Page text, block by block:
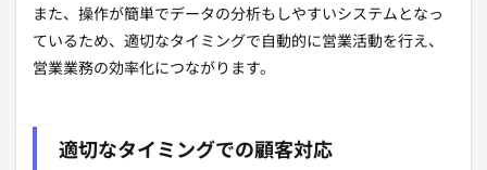
また、操作が簡単でデータの分析もしやすいシステムとなっ
ているため、適切なタイミングで自動的に営業活動を行え、
営業業務の効率化につながります。
適切なタイミングでの顧客対応